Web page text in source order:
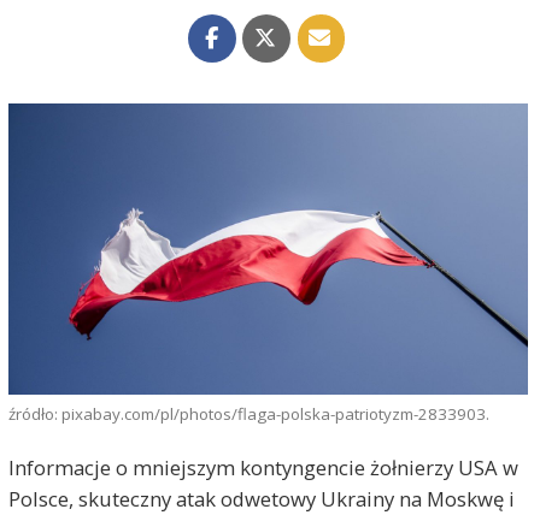
źródło: pixabay.com/pl/photos/flaga-polska-patriotyzm-2833903.
Informacje o mniejszym kontyngencie żołnierzy USA w
Polsce, skuteczny atak odwetowy Ukrainy na Moskwę i